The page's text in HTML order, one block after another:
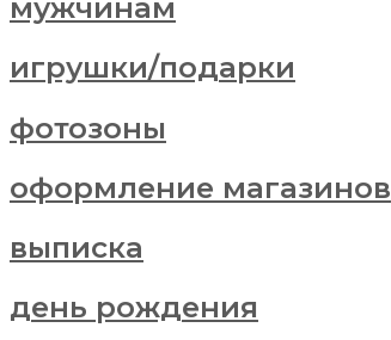
мужчинам
игрушки/подарки
фотозоны
оформление магазинов
выписка
день рождения